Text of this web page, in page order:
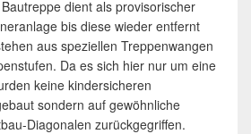
dient als provisorischer
bis diese wieder entfernt
aus speziellen Treppenwangen
Da es sich hier nur um eine
keine kindersicheren
sondern auf gewöhnliche
Diagonalen zurückgegriffen.